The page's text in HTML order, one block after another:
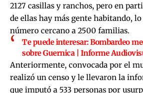
2127 casillas y ranchos, pero en
de ellas hay más gente habitando,
número cercano a 2500 familias.
Te puede interesar:Bombardeo
sobre Guernica | Informe
Anteriormente, convocada por el
realizó un censo y le llevaron la
que imputó a 533 personas por